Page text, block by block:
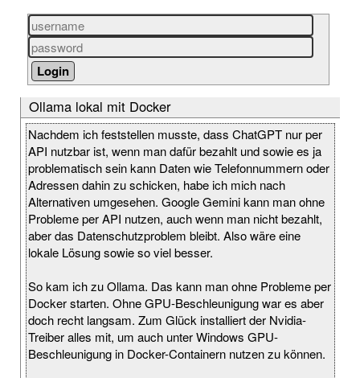
Ollama lokal mit Docker
Nachdem ich feststellen musste, dass ChatGPT nur per
API nutzbar ist, wenn man dafür bezahlt und sowie es ja
problematisch sein kann Daten wie Telefonnummern oder
Adressen dahin zu schicken, habe ich mich nach
Alternativen umgesehen. Google Gemini kann man ohne
Probleme per API nutzen, auch wenn man nicht bezahlt,
aber das Datenschutzproblem bleibt. Also wäre eine
lokale Lösung sowie so viel besser.
So kam ich zu Ollama. Das kann man ohne Probleme per
Docker starten. Ohne GPU-Beschleunigung war es aber
doch recht langsam. Zum Glück installiert der Nvidia-
Treiber alles mit, um auch unter Windows GPU-
Beschleunigung in Docker-Containern nutzen zu können.